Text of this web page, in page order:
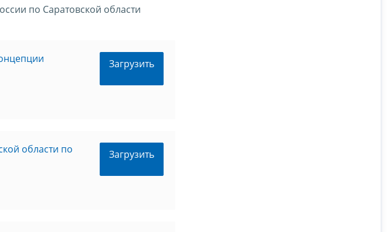
по Саратовской области
Загрузить
области по
Загрузить